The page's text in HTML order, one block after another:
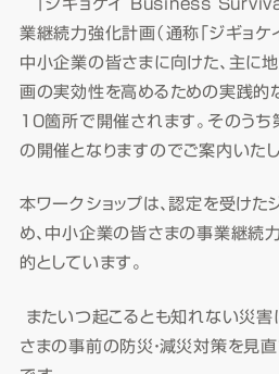
「ジギョケイ Business
業継続力強化計画（通称「ジギョケ
中小企業の皆さまに向けた、主に
画の実効性を高めるための実践的
10箇所で開催されます。そのう
の開催となりますのでご案内いたし
本ワークショップは、認定を受けた
め、中小企業の皆さまの事業継続
的としています。
またいつ起こるとも知れない災害
さまの事前の防災・減災対策を見